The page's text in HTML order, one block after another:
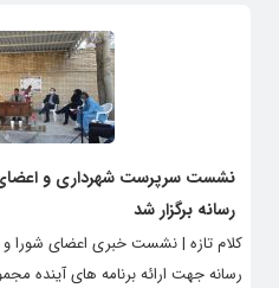
نشست سرپرست شهرداری و
رسانه برگزار شد
کلام تازه | نشست خبری اعضای شورا
رسانه جهت ارائه برنامه های آینده